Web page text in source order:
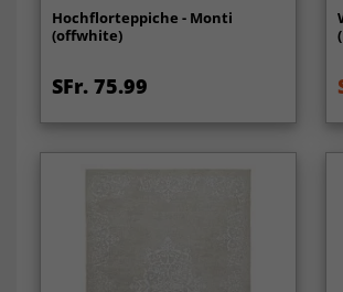
Hochflorteppiche - Monti
(offwhite)
SFr. 75.99